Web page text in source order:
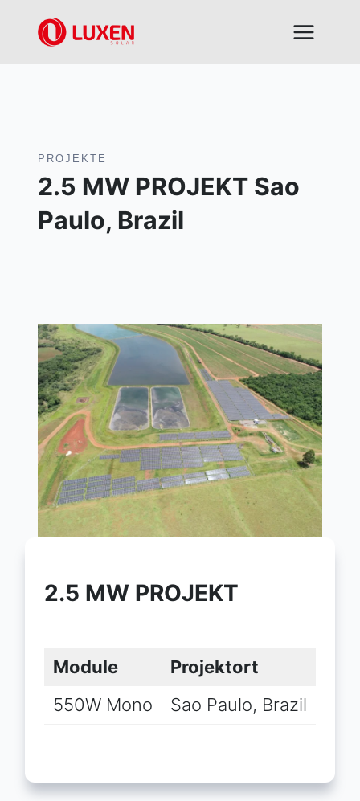
Inhalt
springen
PROJEKTE
2.5 MW PROJEKT Sao
Paulo, Brazil
2.5 MW PROJEKT
Module
Projektort
550W Mono
Sao Paulo, Brazil